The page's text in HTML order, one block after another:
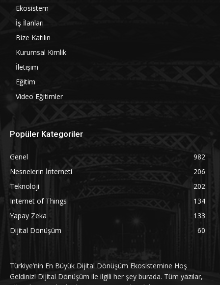
Ekosistem
İş İlanları
Bize Katılın
Kurumsal Kimlik
İletişim
Eğitim
Video Eğitimler
Popüler Kategoriler
Genel
982
Nesnelerin İnterneti
206
Teknoloji
202
Internet of Things
134
Yapay Zeka
133
Dijital Dönüşüm
60
Türkiye’nin En Büyük Dijital Dönüşüm Ekosistemine Hoş
Geldiniz! Dijital Dönüşüm ile ilgili her şey burada. Tüm yazılar,